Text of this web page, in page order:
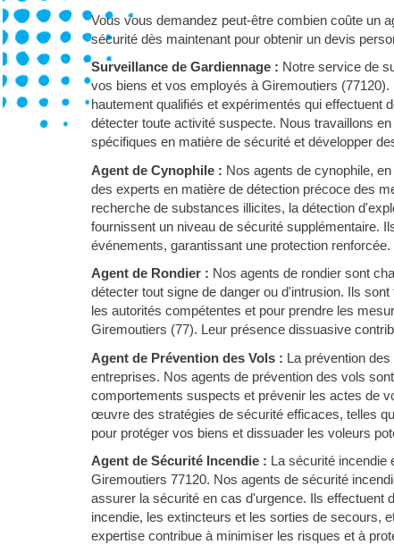
Vous vous demandez peut-être combien coûte un
sécurité dès maintenant pour obtenir un devis
Surveillance de Gardiennage : Notre service de
vos biens et vos employés à Giremoutiers
hautement qualifiés et expérimentés qui effectuent
détecter toute activité suspecte. Nous travaillons
spécifiques en matière de sécurité et développer
Agent de Cynophile : Nos agents de cynophile,
des experts en matière de détection précoce des
recherche de substances illicites, la détection
fournissent un niveau de sécurité supplémentaire.
événements, garantissant une protection renforcée.
Agent de Rondier : Nos agents de rondier sont
détecter tout signe de danger ou d'intrusion. Ils
les autorités compétentes et pour prendre les
Giremoutiers (77). Leur présence dissuasive
Agent de Prévention des Vols : La prévention
entreprises. Nos agents de prévention des vols
comportements suspects et prévenir les actes de
œuvre des stratégies de sécurité efficaces, telles
pour protéger vos biens et dissuader les voleurs
Agent de Sécurité Incendie : La sécurité incendie
Giremoutiers 77120. Nos agents de sécurité
assurer la sécurité en cas d'urgence. Ils
incendie, les extincteurs et les sorties de secours,
expertise contribue à minimiser les risques et à